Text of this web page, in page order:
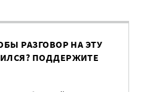
РАЗГОВОР НА ЭТУ
ПОДДЕРЖИТЕ